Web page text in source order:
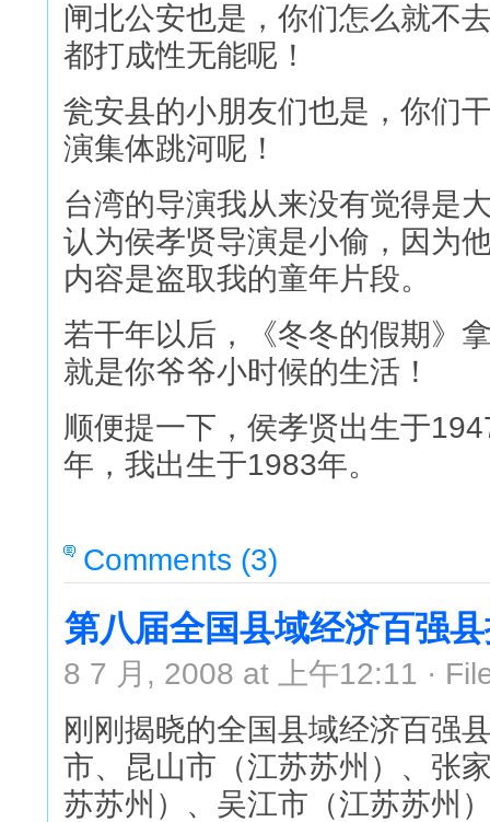
闸北公安也是，你们怎么就不
都打成性无能呢！
瓮安县的小朋友们也是，你们
演集体跳河呢！
台湾的导演我从来没有觉得是
认为侯孝贤导演是小偷，因为
内容是盗取我的童年片段。
若干年以后，《冬冬的假期》
就是你爷爷小时候的生活！
顺便提一下，侯孝贤出生于
年，我出生于1983年。
Comments (3)
第八届全国县域经济百强
8 7 月, 2008 at 上午12:11 ·
刚刚揭晓的全国县域经济百强
市、昆山市（江苏苏州）、张
苏苏州）、吴江市（江苏苏州